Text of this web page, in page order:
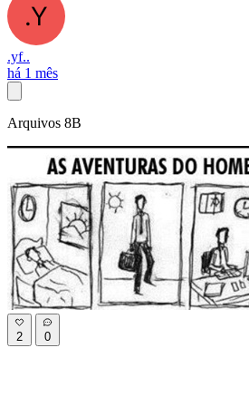
.yf..
há 1 mês
Arquivos 8B
2 0